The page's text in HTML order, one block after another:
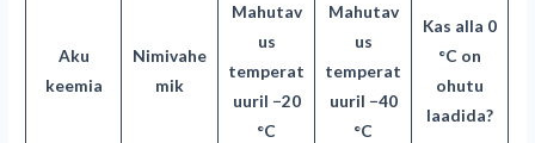
Aku
keemia
Nimivahe
mik
Mahutav
us
temperat
uuril −20
°C
Mahutav
us
temperat
uuril −40
°C
Kas alla 0
°C on
ohutu
laadida?